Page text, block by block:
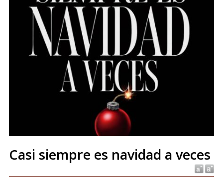
Casi siempre es navidad a veces